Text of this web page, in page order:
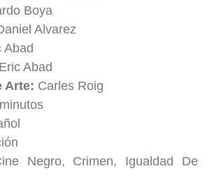
Boya
Alvarez
Abad
Eric Abad
Arte: Carles Roig
Negro, Crimen, Igualdad De